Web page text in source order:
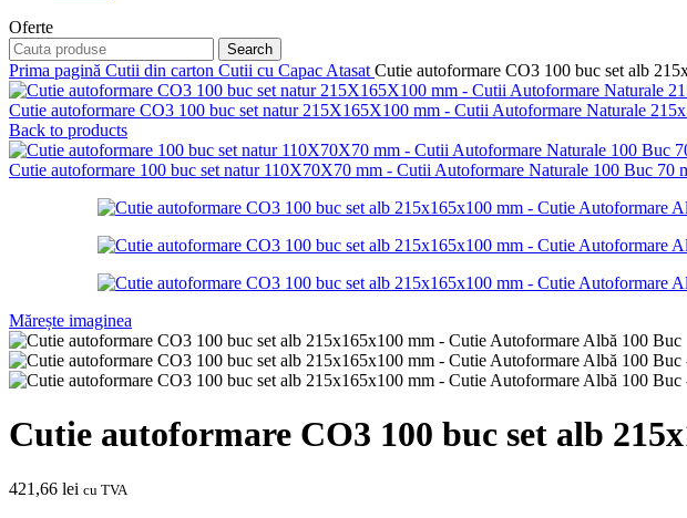
Oferte
Search
Prima pagină Cutii din carton Cutii cu Capac Atasat Cutie autoformare CO3 100 buc set alb
Cutie autoformare CO3 100 buc set natur 215X165X100 mm - Cutii Autoformare Naturale
Back to products
Cutie autoformare 100 buc set natur 110X70X70 mm - Cutii Autoformare Naturale 100 Buc 70
Mărește imaginea
Cutie autoformare CO3 100 buc set alb
421,66 lei cu TVA